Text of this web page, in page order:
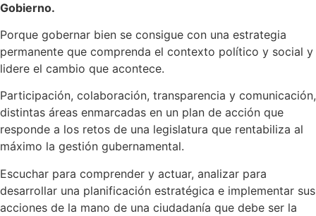
Gobierno.
Porque gobernar bien se consigue con una estrategia
permanente que comprenda el contexto político y social y
lidere el cambio que acontece.
Participación, colaboración, transparencia y comunicación,
distintas áreas enmarcadas en un plan de acción que
responde a los retos de una legislatura que rentabiliza al
máximo la gestión gubernamental.
Escuchar para comprender y actuar, analizar para
desarrollar una planificación estratégica e implementar sus
acciones de la mano de una ciudadanía que debe ser la